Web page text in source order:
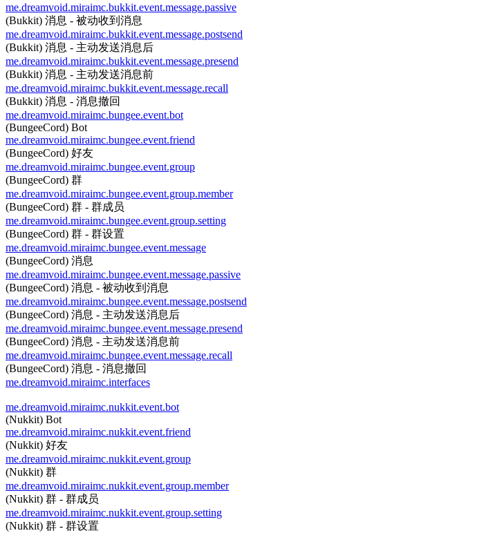
me.dreamvoid.miraimc.bukkit.event.message.passive
(Bukkit) 消息 - 被动收到消息
me.dreamvoid.miraimc.bukkit.event.message.postsend
(Bukkit) 消息 - 主动发送消息后
me.dreamvoid.miraimc.bukkit.event.message.presend
(Bukkit) 消息 - 主动发送消息前
me.dreamvoid.miraimc.bukkit.event.message.recall
(Bukkit) 消息 - 消息撤回
me.dreamvoid.miraimc.bungee.event.bot
(BungeeCord) Bot
me.dreamvoid.miraimc.bungee.event.friend
(BungeeCord) 好友
me.dreamvoid.miraimc.bungee.event.group
(BungeeCord) 群
me.dreamvoid.miraimc.bungee.event.group.member
(BungeeCord) 群 - 群成员
me.dreamvoid.miraimc.bungee.event.group.setting
(BungeeCord) 群 - 群设置
me.dreamvoid.miraimc.bungee.event.message
(BungeeCord) 消息
me.dreamvoid.miraimc.bungee.event.message.passive
(BungeeCord) 消息 - 被动收到消息
me.dreamvoid.miraimc.bungee.event.message.postsend
(BungeeCord) 消息 - 主动发送消息后
me.dreamvoid.miraimc.bungee.event.message.presend
(BungeeCord) 消息 - 主动发送消息前
me.dreamvoid.miraimc.bungee.event.message.recall
(BungeeCord) 消息 - 消息撤回
me.dreamvoid.miraimc.interfaces
me.dreamvoid.miraimc.nukkit.event.bot
(Nukkit) Bot
me.dreamvoid.miraimc.nukkit.event.friend
(Nukkit) 好友
me.dreamvoid.miraimc.nukkit.event.group
(Nukkit) 群
me.dreamvoid.miraimc.nukkit.event.group.member
(Nukkit) 群 - 群成员
me.dreamvoid.miraimc.nukkit.event.group.setting
(Nukkit) 群 - 群设置